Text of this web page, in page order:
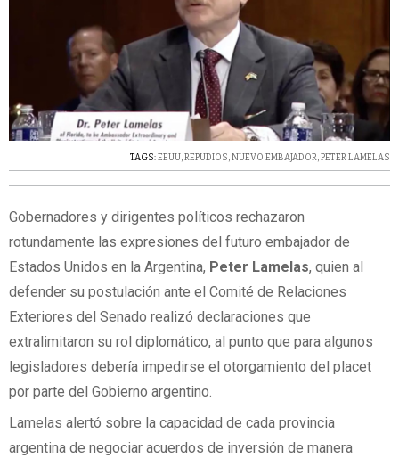
TAGS:EEUU,REPUDIOS,NUEVO EMBAJADOR,PETER LAMELAS
Gobernadores y dirigentes políticos rechazaron
rotundamente las expresiones del futuro embajador de
Estados Unidos en la Argentina, Peter Lamelas, quien al
defender su postulación ante el Comité de Relaciones
Exteriores del Senado realizó declaraciones que
extralimitaron su rol diplomático, al punto que para algunos
legisladores debería impedirse el otorgamiento del placet
por parte del Gobierno argentino.
Lamelas alertó sobre la capacidad de cada provincia
argentina de negociar acuerdos de inversión de manera